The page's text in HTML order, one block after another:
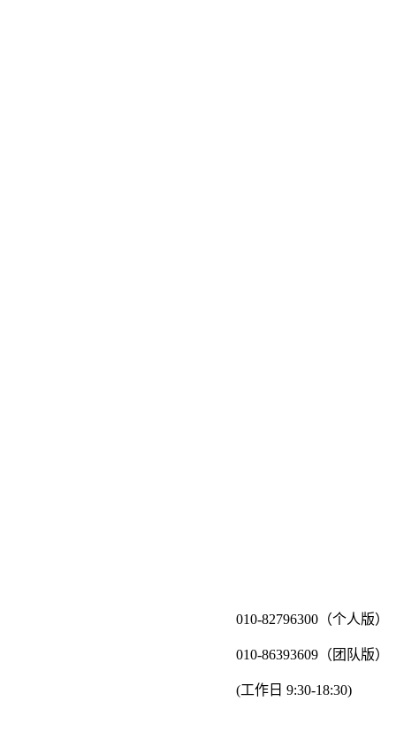
010-82796300（个人版）
010-86393609（团队版）
(工作日 9:30-18:30)